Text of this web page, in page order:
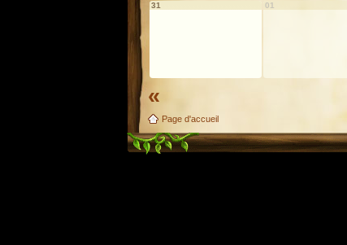
31 01
«
Page d'accueil